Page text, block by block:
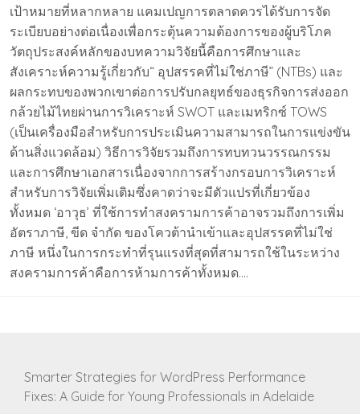
เป้าหมายที่หลากหลาย แคมเปญการตลาดควรได้รับการจัด
ระเบียบอย่างต่อเนื่องเพื่อกระตุ้นความต้องการของผู้บริโภค
วัตถุประสงค์หลักของบทความวิจัยนี้คือการศึกษาและ
สังเคราะห์ความรู้เกี่ยวกับ“ อุปสรรคที่ไม่ใช่ภาษี” (NTBs) และ
ผลกระทบของพวกเขาต่อการปรับกลยุทธ์ของธุรกิจการส่งออก
กล้วยไม้ไทยผ่านการวิเคราะห์ SWOT และเมทริกซ์ TOWS
(เป็นเครื่องมือสำหรับการประเมินความสามารถในการแข่งขัน
ด้านสิ่งแวดล้อม) วิธีการวิจัยรวมถึงการทบทวนวรรณกรรม
และการศึกษาเอกสารเนื่องจากการสร้างกรอบการวิเคราะห์
สำหรับการวิจัยเพิ่มเติมซึ่งคาดว่าจะมีตัวแปรที่เกี่ยวข้อง
ทั้งหมด ‘อาวุธ’ ที่ใช้การทำสงครามการค้าอาจรวมถึงการเพิ่ม
อัตราภาษี, ขีด จำกัด ของโควต้านำเข้าและอุปสรรคที่ไม่ใช่
ภาษี หนึ่งในการกระทำที่รุนแรงที่สุดที่สามารถใช้ในระหว่าง
สงครามการค้าคือการห้ามการค้าทั้งหมด….
Smarter Strategies for WordPress Performance
Fixes: A Guide for Young Professionals in Adelaide